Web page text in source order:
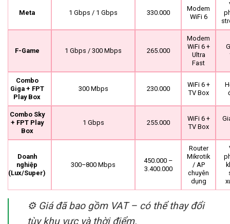
Meta 1 Gbps / 1 Gbps 330.000
Modem
WiFi 6
F-Game 1 Gbps / 300 Mbps 265.000
Modem
WiFi 6 +
Ultra
Fast
Combo
Giga + FPT
Play Box
300 Mbps 230.000
WiFi 6 +
TV Box
Combo Sky
+ FPT Play
Box
1 Gbps 255.000
WiFi 6 +
TV Box
Doanh
nghiệp
(Lux/Super)
300–800 Mbps
450.000 –
3.400.000
Router
Mikrotik
/ AP
chuyên
dụng
⚙️ Giá đã bao gồm VAT – có thể thay đổi
tùy khu vực và thời điểm.